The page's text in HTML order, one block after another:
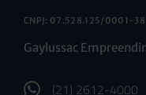
CNPJ: 07.528.125/0001-38
Gaylussac
(21) 2612-4000